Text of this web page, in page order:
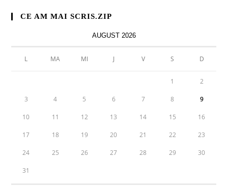
CE AM MAI SCRIS.ZIP
AUGUST 2026
L MA MI J V S D
1 2
3 4 5 6 7 8 9
10 11 12 13 14 15 16
17 18 19 20 21 22 23
24 25 26 27 28 29 30
31